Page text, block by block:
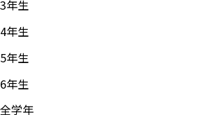
3年生
4年生
5年生
6年生
全学年